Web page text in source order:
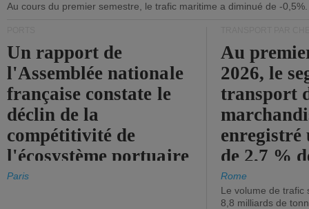
Au cours du premier semestre, le trafic maritime a diminué de -0,5%.
Un rapport de
l'Assemblée nationale
française constate le
déclin de la
compétitivité de
l'écosystème portuaire
de l'État.
Paris
Au
2026, le
transport
enregistré
de 2,7 %
chiffre
Rome
Le volume de trafic
8,8 milliards de